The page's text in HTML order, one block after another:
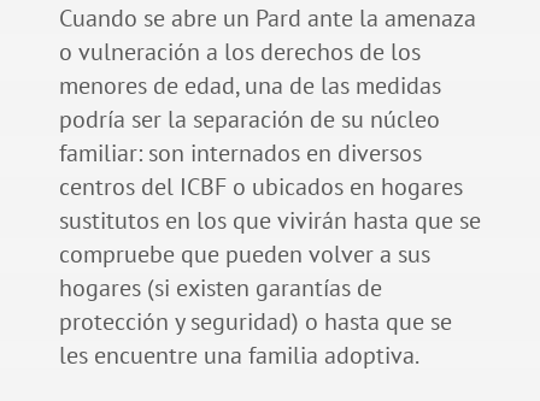
Cuando se abre un Pard ante la amenaza
o vulneración a los derechos de los
menores de edad, una de las medidas
podría ser la separación de su núcleo
familiar: son internados en diversos
centros del ICBF o ubicados en hogares
sustitutos en los que vivirán hasta que se
compruebe que pueden volver a sus
hogares (si existen garantías de
protección y seguridad) o hasta que se
les encuentre una familia adoptiva.